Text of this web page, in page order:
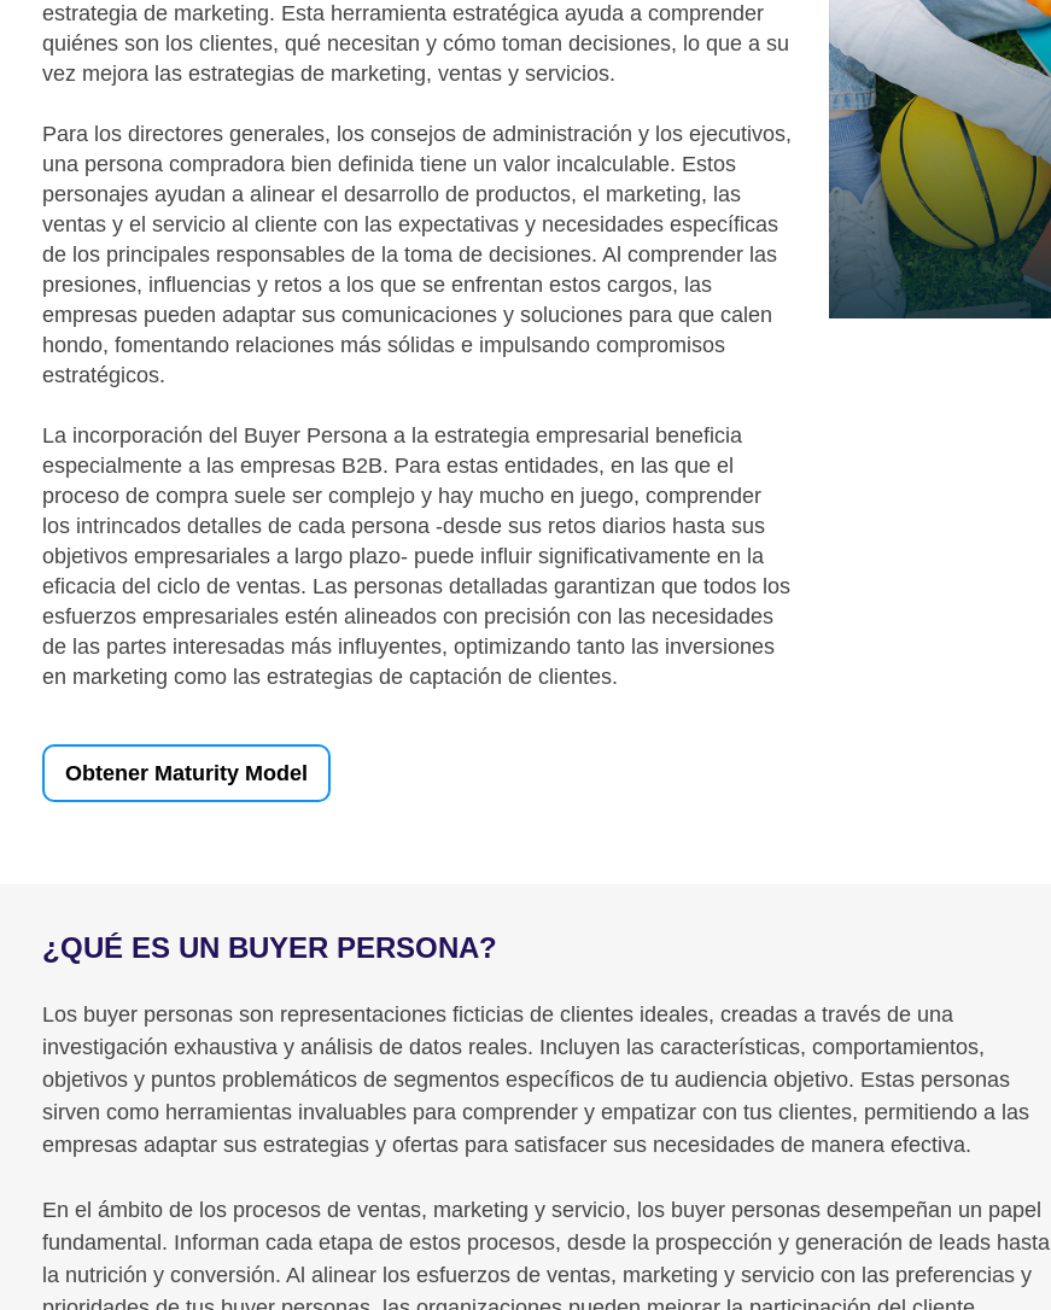
estrategia de marketing. Esta herramienta estratégica ayuda a comprender
quiénes son los clientes, qué necesitan y cómo toman decisiones, lo que a su
vez mejora las estrategias de marketing, ventas y servicios.
Para los directores generales, los consejos de administración y los ejecutivos,
una persona compradora bien definida tiene un valor incalculable. Estos
personajes ayudan a alinear el desarrollo de productos, el marketing, las
ventas y el servicio al cliente con las expectativas y necesidades específicas
de los principales responsables de la toma de decisiones. Al comprender las
presiones, influencias y retos a los que se enfrentan estos cargos, las
empresas pueden adaptar sus comunicaciones y soluciones para que calen
hondo, fomentando relaciones más sólidas e impulsando compromisos
estratégicos.
La incorporación del Buyer Persona a la estrategia empresarial beneficia
especialmente a las empresas B2B. Para estas entidades, en las que el
proceso de compra suele ser complejo y hay mucho en juego, comprender
los intrincados detalles de cada persona -desde sus retos diarios hasta sus
objetivos empresariales a largo plazo- puede influir significativamente en la
eficacia del ciclo de ventas. Las personas detalladas garantizan que todos los
esfuerzos empresariales estén alineados con precisión con las necesidades
de las partes interesadas más influyentes, optimizando tanto las inversiones
en marketing como las estrategias de captación de clientes.
Obtener Maturity Model
¿QUÉ ES UN BUYER PERSONA?
Los buyer personas son representaciones ficticias de clientes ideales, creadas a través de una
investigación exhaustiva y análisis de datos reales. Incluyen las características, comportamientos,
objetivos y puntos problemáticos de segmentos específicos de tu audiencia objetivo. Estas personas
sirven como herramientas invaluables para comprender y empatizar con tus clientes, permitiendo a las
empresas adaptar sus estrategias y ofertas para satisfacer sus necesidades de manera efectiva.
En el ámbito de los procesos de ventas, marketing y servicio, los buyer personas desempeñan un papel
fundamental. Informan cada etapa de estos procesos, desde la prospección y generación de leads hasta
la nutrición y conversión. Al alinear los esfuerzos de ventas, marketing y servicio con las preferencias y